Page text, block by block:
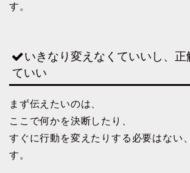
す。
いきなり変えなくていいし、正
ていい
まず伝えたいのは、
ここで何かを決断したり、
すぐに行動を変えたりする必要はない
す。